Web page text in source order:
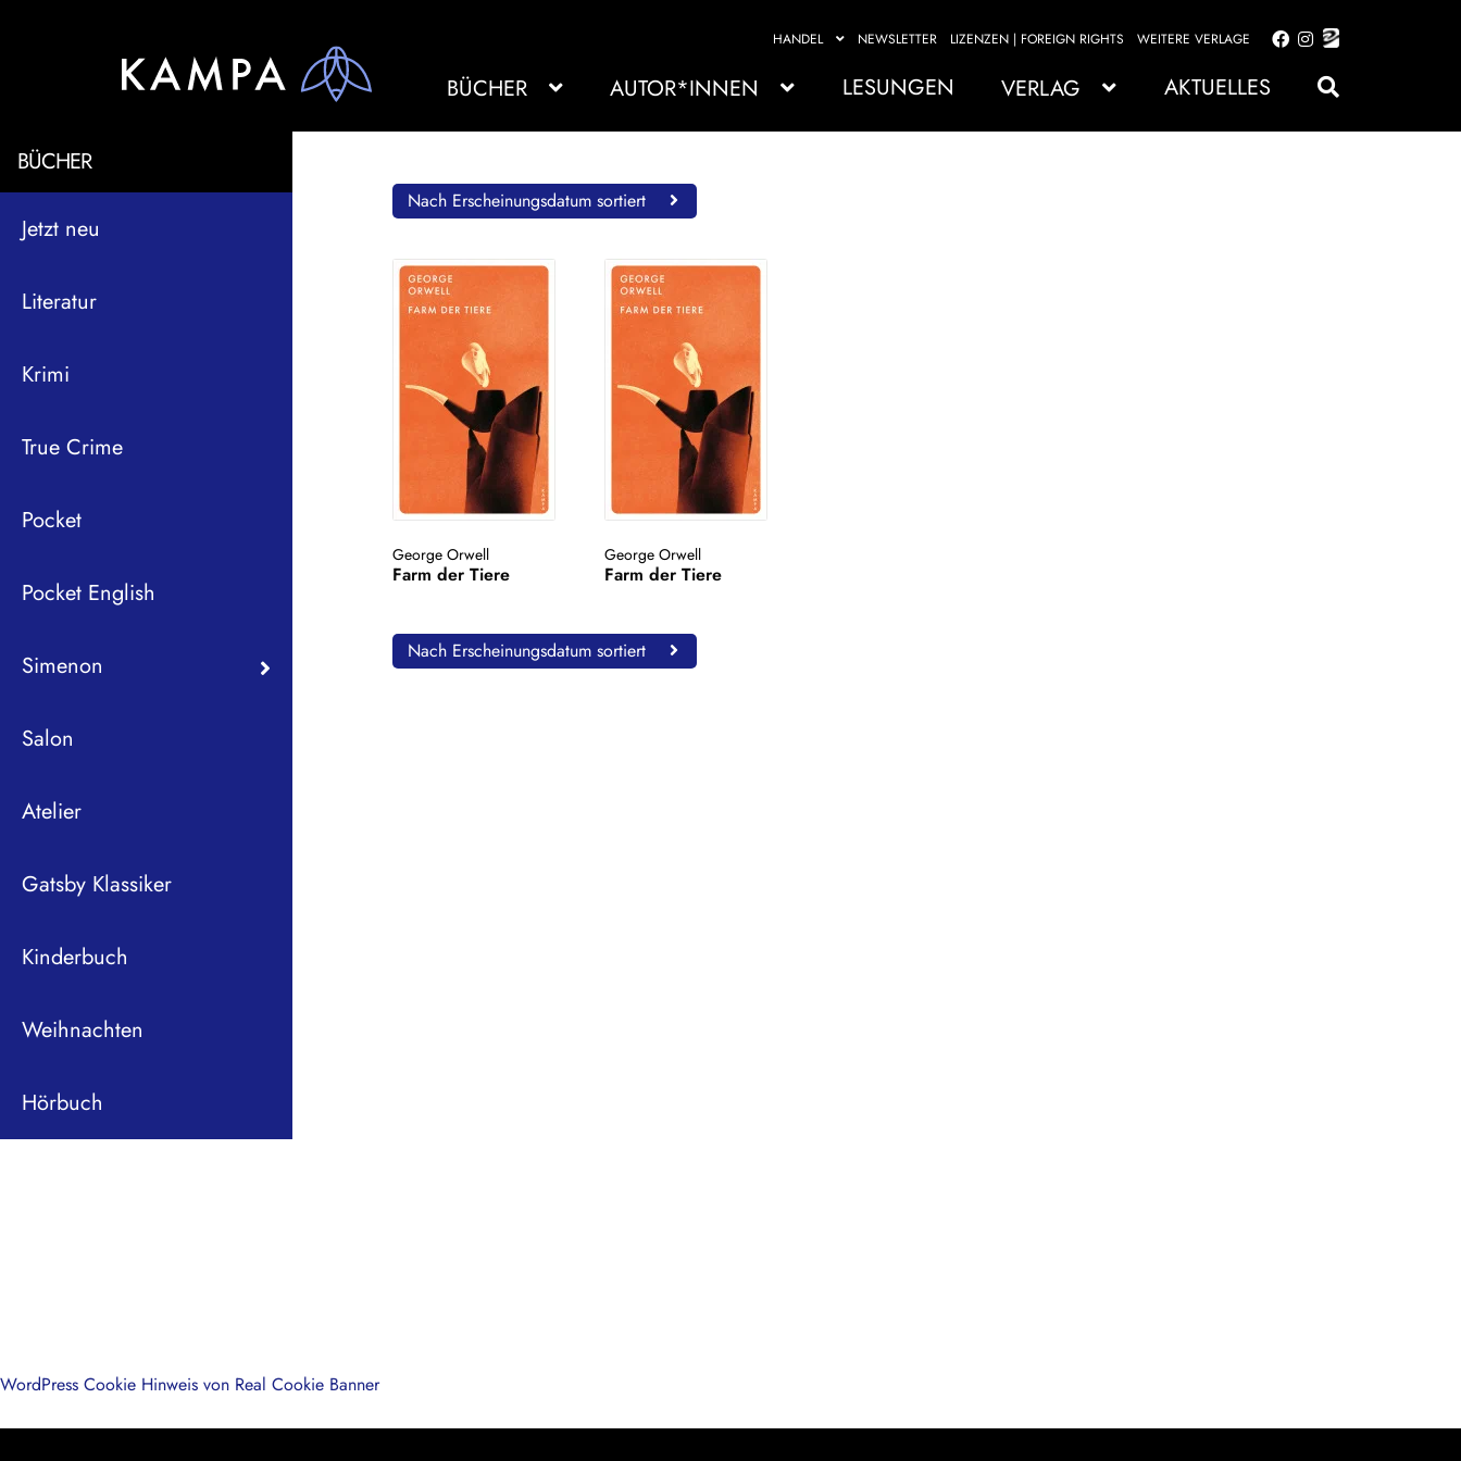
HANDEL NEWSLETTER LIZENZEN | FOREIGN RIGHTS WEITERE VERLAGE
Zur
springen
Zum
springen
BÜCHER AUTOR*INNEN LESUNGEN VERLAG AKTUELLES
BÜCHER
Jetzt neu
Literatur
Krimi
True Crime
Pocket
Pocket English
Simenon
Salon
Atelier
Gatsby Klassiker
Kinderbuch
Weihnachten
Hörbuch
Nach Erscheinungsdatum sortiert
George Orwell
Farm der Tiere
George Orwell
Farm der Tiere
Nach Erscheinungsdatum sortiert
WordPress Cookie Hinweis von Real Cookie Banner